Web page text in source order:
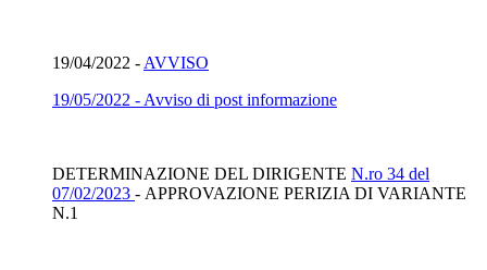
19/04/2022 - AVVISO
19/05/2022 - Avviso di post informazione
DETERMINAZIONE DEL DIRIGENTE N.ro 34 del
07/02/2023 - APPROVAZIONE PERIZIA DI VARIANTE
N.1